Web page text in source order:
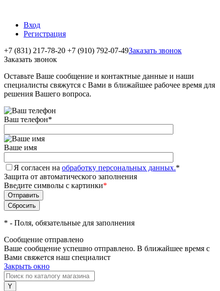
Вход
Регистрация
+7 (831) 217-78-20 +7 (910) 792-07-49Заказать звонок
Заказать звонок
Оставьте Ваше сообщение и контактные данные и наши
специалисты свяжутся с Вами в ближайшее рабочее время для
решения Вашего вопроса.
Ваш телефон*
Ваше имя
Я согласен на обработку персональных данных.*
Защита от автоматического заполнения
Введите символы с картинки*
* - Поля, обязательные для заполнения
Сообщение отправлено
Ваше сообщение успешно отправлено. В ближайшее время с
Вами свяжется наш специалист
Закрыть окно